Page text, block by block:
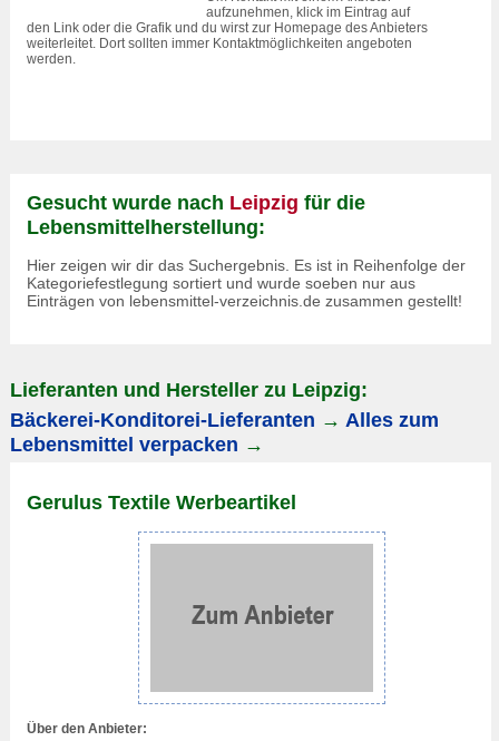
aufzunehmen, klick im Eintrag auf
den Link oder die Grafik und du wirst zur Homepage des Anbieters
weiterleitet. Dort sollten immer Kontaktmöglichkeiten angeboten
werden.
Gesucht wurde nach Leipzig für die
Lebensmittelherstellung:
Hier zeigen wir dir das Suchergebnis. Es ist in Reihenfolge der
Kategoriefestlegung sortiert und wurde soeben nur aus
Einträgen von lebensmittel-verzeichnis.de zusammen gestellt!
Lieferanten und Hersteller zu Leipzig:
Bäckerei-Konditorei-Lieferanten → Alles zum
Lebensmittel verpacken →
Gerulus Textile Werbeartikel
Über den Anbieter: